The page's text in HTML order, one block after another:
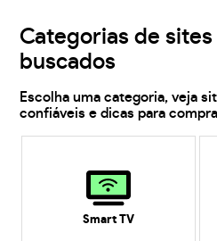
Categorias de
buscados
Escolha uma categoria, veja
confiáveis e dicas para
Smart TV